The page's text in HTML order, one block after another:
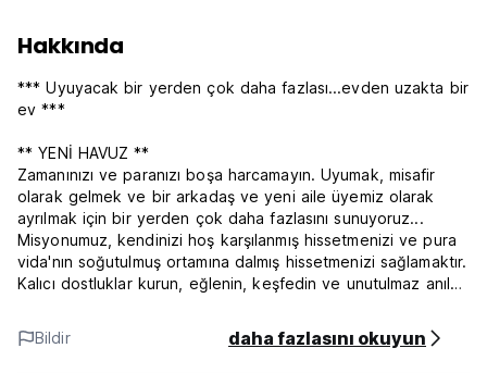
Hakkında
*** Uyuyacak bir yerden çok daha fazlası...evden uzakta bir
ev ***
** YENİ HAVUZ **
Zamanınızı ve paranızı boşa harcamayın. Uyumak, misafir
olarak gelmek ve bir arkadaş ve yeni aile üyemiz olarak
ayrılmak için bir yerden çok daha fazlasını sunuyoruz...
Misyonumuz, kendinizi hoş karşılanmış hissetmenizi ve pura
vida'nın soğutulmuş ortamına dalmış hissetmenizi sağlamaktır.
Kalıcı dostluklar kurun, eğlenin, keşfedin ve unutulmaz anılar
Bildir daha fazlasını okuyun